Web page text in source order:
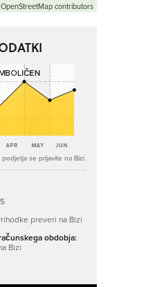
contributors
se prijavite na Bizi.
preveri na Bizi
obdobja:
Bizi